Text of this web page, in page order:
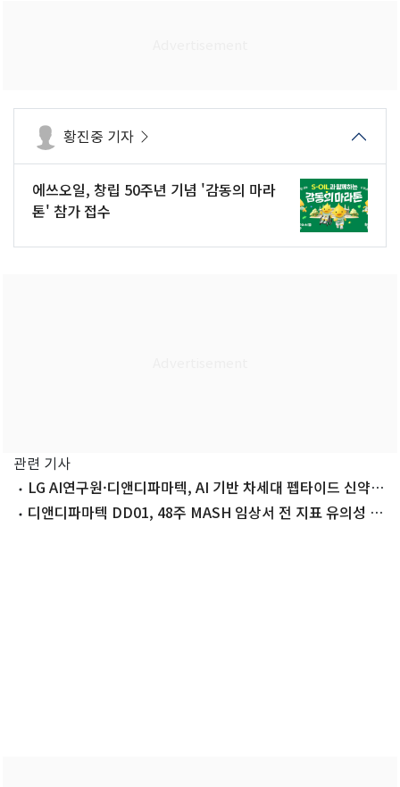
황진중 기자
에쓰오일, 창립 50주년 기념 '감동의 마라
톤' 참가 접수
관련 기사
LG AI연구원·디앤디파마텍, AI 기반 차세대 펩타이드 신약
개발 추진
디앤디파마텍 DD01, 48주 MASH 임상서 전 지표 유의성 확